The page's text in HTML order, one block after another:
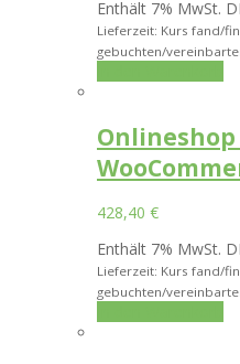
Enthält 7% MwSt.
Lieferzeit: Kurs fand/
gebuchten/
428,40 €
Enthält 7% MwSt.
Lieferzeit: Kurs fand/
gebuchten/